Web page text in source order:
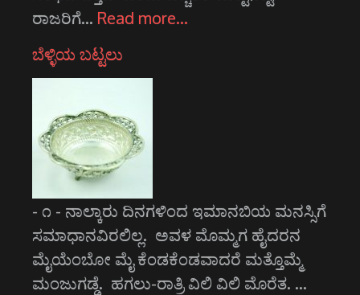
ರಾಜರಿಗೆ… Read more…
ಬೆಳ್ಳಿಯ ಬಟ್ಟಲು
- ೧ - ನಾಲ್ಕಾರು ದಿನಗಳಿಂದ ಇಮಾನಬಿಯ ಮನಸ್ಸಿಗೆ
ಸಮಾಧಾನವಿರಲಿಲ್ಲ. ಅವಳ ಮೊಮ್ಮಗ ಹೈದರನ
ಮೈಯೆಂಬೋ ಮೈ ಕೆಂಡಕೆಂಡವಾದರೆ ಮತ್ತೊಮ್ಮೆ
ಮಂಜುಗಡ್ಡೆ. ಹಗಲು-ರಾತ್ರಿ ವಿಲಿ ವಿಲಿ ಮೊರೆತ. …